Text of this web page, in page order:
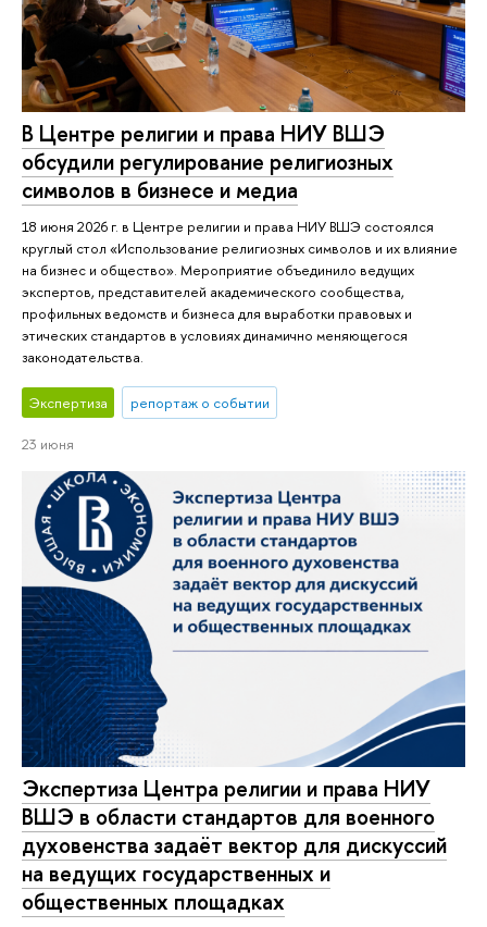
В Центре религии и права НИУ ВШЭ
обсудили регулирование религиозных
символов в бизнесе и медиа
18 июня 2026 г. в Центре религии и права НИУ ВШЭ состоялся
круглый стол «Использование религиозных символов и их влияние
на бизнес и общество». Мероприятие объединило ведущих
экспертов, представителей академического сообщества,
профильных ведомств и бизнеса для выработки правовых и
этических стандартов в условиях динамично меняющегося
законодательства.
Экспертиза репортаж о событии
23 июня
Экспертиза Центра религии и права НИУ
ВШЭ в области стандартов для военного
духовенства задаёт вектор для дискуссий
на ведущих государственных и
общественных площадках